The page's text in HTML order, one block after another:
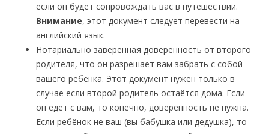
если он будет сопровождать вас в путешествии.
Внимание, этот документ следует перевести на
английский язык.
Нотариально заверенная доверенность от второго
родителя, что он разрешает вам забрать с собой
вашего ребёнка. Этот документ нужен только в
случае если второй родитель остаётся дома. Если
он едет с вам, то конечно, доверенность не нужна.
Если ребёнок не ваш (вы бабушка или дедушка), то